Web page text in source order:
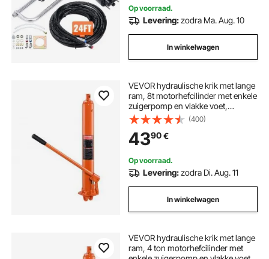
Op voorraad.
Levering:zodra Ma. Aug. 10
In winkelwagen
VEVOR hydraulische krik met lange
ram, 8t motorhefcilinder met enkele
zuigerpomp en vlakke voet,
hydraulische autokrik voor
motorheftafels,
garage-/werkplaatskranen,
boerderij, enz.
(400)
4390€
Op voorraad.
Levering:zodra Di. Aug. 11
In winkelwagen
VEVOR hydraulische krik met lange
ram, 4 ton motorhefcilinder met